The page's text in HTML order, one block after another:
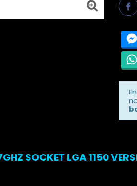
SOCKET LGA 1150